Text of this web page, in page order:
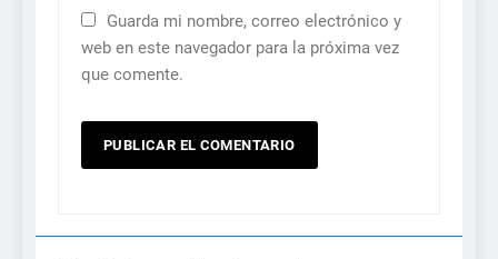
Guarda mi nombre, correo electrónico y
web en este navegador para la próxima vez
que comente.